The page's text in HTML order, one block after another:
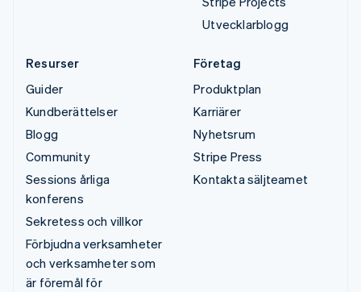
Utvecklarblogg
Resurser
Guider
Kundberättelser
Blogg
Community
Sessions årliga
konferens
Sekretess och villkor
Förbjudna verksamheter
och verksamheter som
är föremål för
Företag
Produktplan
Karriärer
Nyhetsrum
Stripe Press
Kontakta säljteamet